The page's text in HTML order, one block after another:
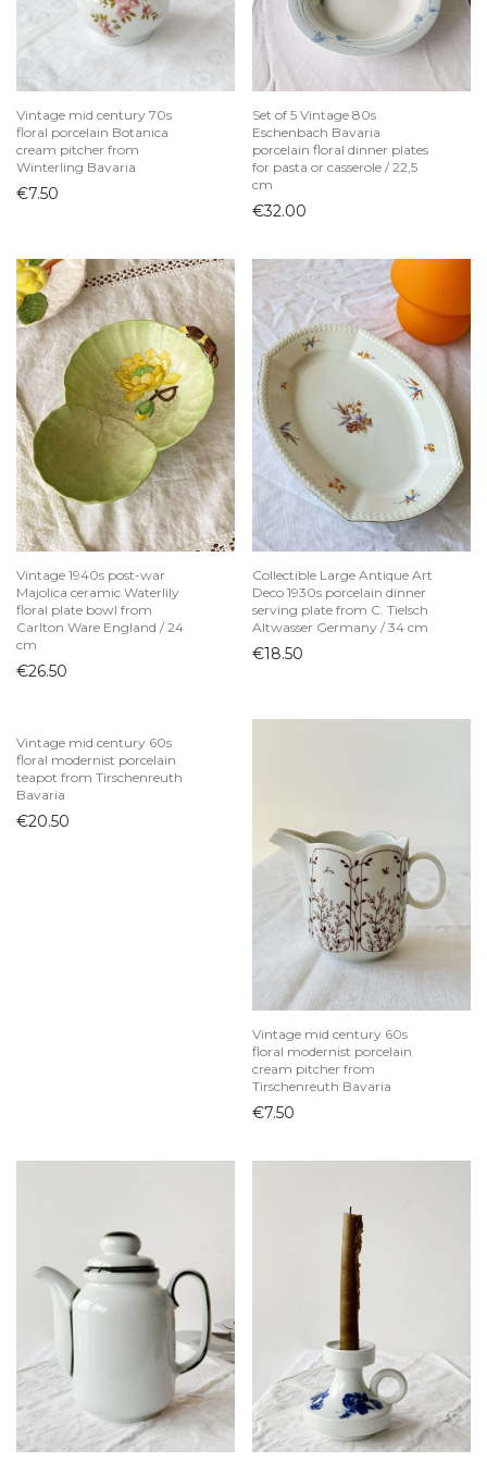
Pieninukės
Puodai ir keptuvės
Puodeliai
Sriubinės
Stalo įrankiai
Sviestinės
Interjero detalės
Papuošalų dėžutės
Paveikslai ir printai
Rėmeliai
Sienų dekoras
Statulėlės
Vazonai
Vazos
Žvakidės
Juvelyrika
Knygos ir kanceliarija
Krepšiai
Lietuviškas dizainas
Majolica
Sodyba
Šviestuvai
Vintage mid century 70s
floral porcelain Botanica
cream pitcher from
Winterling Bavaria
€7.50
Set of 5 Vintage 80s
Eschenbach Bavaria
porcelain floral dinner plates
for pasta or casserole / 22,5
cm
€32.00
Vintage 1940s post-war
Majolica ceramic Waterlily
floral plate bowl from
Carlton Ware England / 24
cm
€26.50
Collectible Large Antique Art
Deco 1930s porcelain dinner
serving plate from C. Tielsch
Altwasser Germany / 34 cm
€18.50
Vintage mid century 60s
floral modernist porcelain
teapot from Tirschenreuth
Bavaria
€20.50
Vintage mid century 60s
floral modernist porcelain
cream pitcher from
Tirschenreuth Bavaria
€7.50